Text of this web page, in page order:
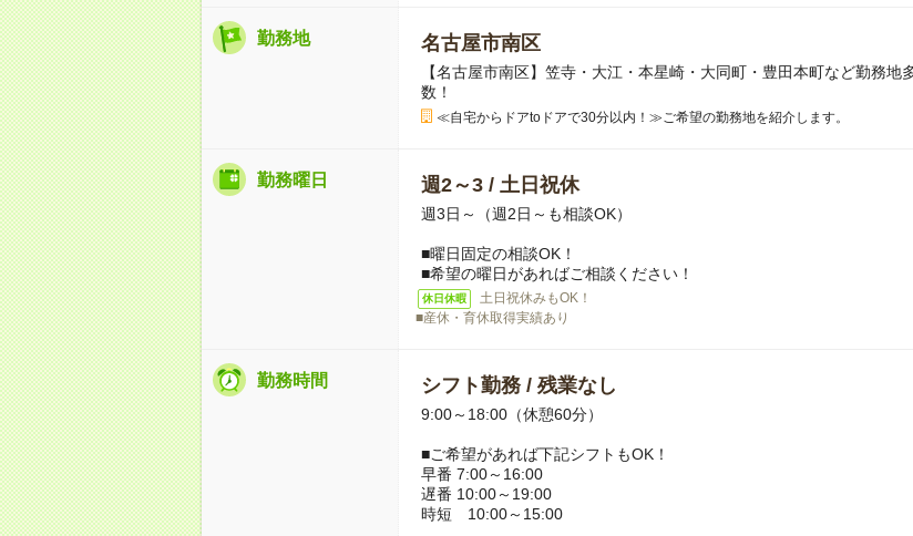
勤務地 名古屋市南区
【名古屋市南区】笠寺・大江・本星崎・大同町・豊田本町など勤務地
数！
≪自宅からドアtoドアで30分以内！≫ご希望の勤務地を紹介します。
勤務曜日 週2～3 / 土日祝休
週3日～（週2日～も相談OK）
■曜日固定の相談OK！
■希望の曜日があればご相談ください！
休日休暇
土日祝休みもOK！
■産休・育休取得実績あり
勤務時間 シフト勤務 / 残業なし
9:00～18:00（休憩60分）
■ご希望があれば下記シフトもOK！
早番 7:00～16:00
遅番 10:00～19:00
時短 10:00～15:00